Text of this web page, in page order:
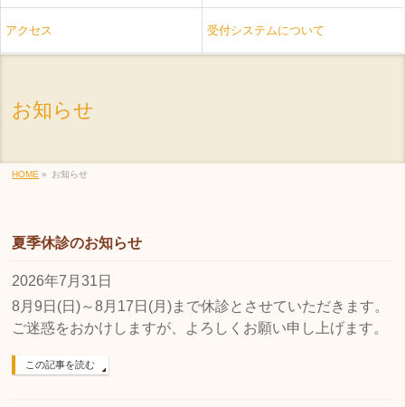
アクセス 受付システムについて
お知らせ
HOME » お知らせ
夏季休診のお知らせ
2026年7月31日
8月9日(日)～8月17日(月)まで休診とさせていただきます。
ご迷惑をおかけしますが、よろしくお願い申し上げます。
この記事を読む